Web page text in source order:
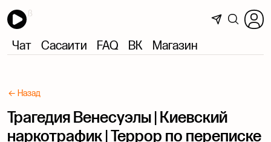
Чат Сасаити FAQ ВК Магазин
← Назад
Трагедия Венесуэлы | Киевский
наркотрафик | Террор по переписке